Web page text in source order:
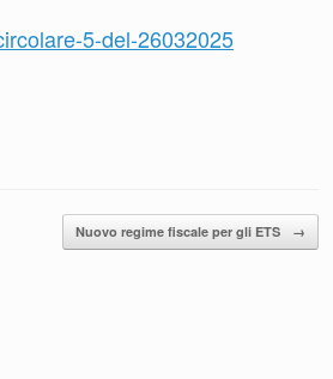
5-del-26032025
Nuovo regime fiscale per gli ETS →